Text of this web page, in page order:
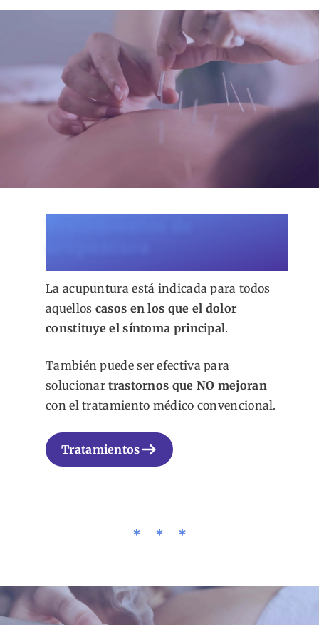
La acupuntura está indicada para todos
aquellos casos en los que el dolor
constituye el síntoma principal.
También puede ser efectiva para
solucionartrastornos que NO mejoran
con el tratamiento médico convencional.
Tratamientos